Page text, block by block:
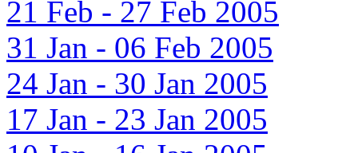
21 Feb - 27 Feb 2005
31 Jan - 06 Feb 2005
24 Jan - 30 Jan 2005
17 Jan - 23 Jan 2005